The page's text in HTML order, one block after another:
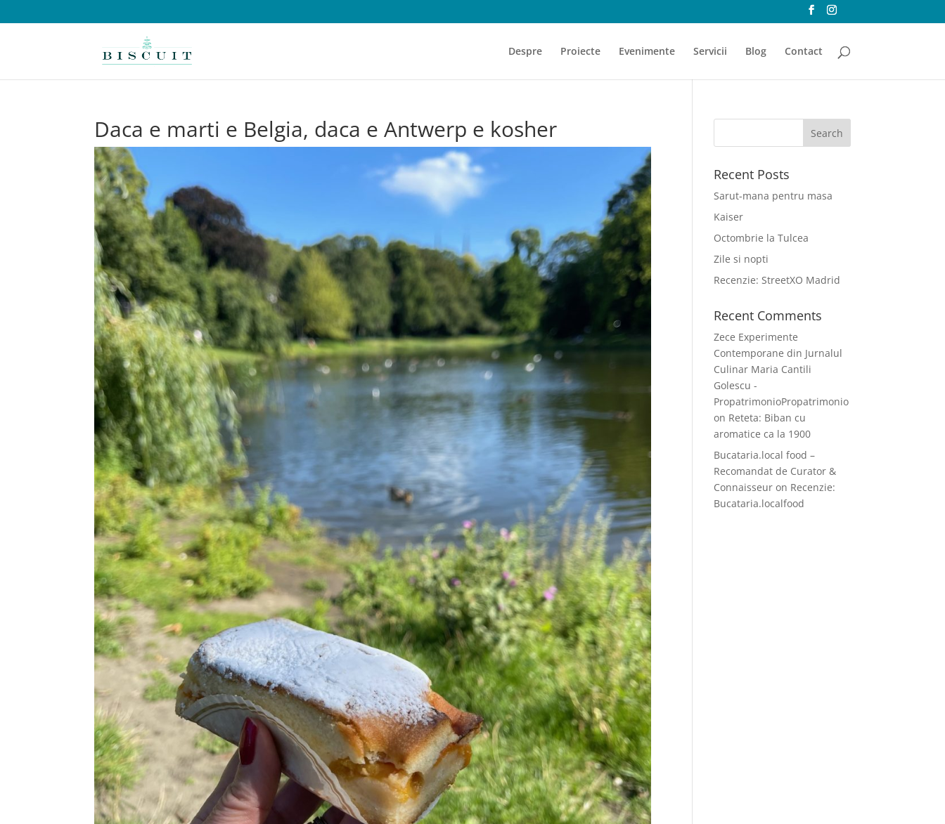
Despre Proiecte Evenimente Servicii Blog Contact
Daca e marti e Belgia, daca e Antwerp e kosher
Recent Posts
Sarut-mana pentru masa
Kaiser
Octombrie la Tulcea
Zile si nopti
Recenzie: StreetXO Madrid
Recent Comments
Zece Experimente
Contemporane din Jurnalul
Culinar Maria Cantili
Golescu -
PropatrimonioPropatrimonio
on Reteta: Biban cu
aromatice ca la 1900
Bucataria.local food –
Recomandat de Curator &
Connaisseur on Recenzie:
Bucataria.localfood